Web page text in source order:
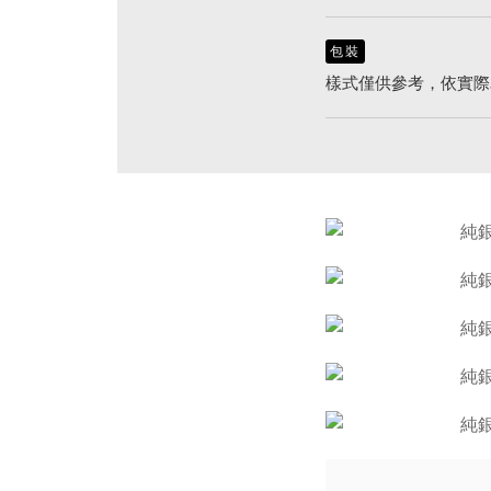
包裝
樣式僅供參考，依實